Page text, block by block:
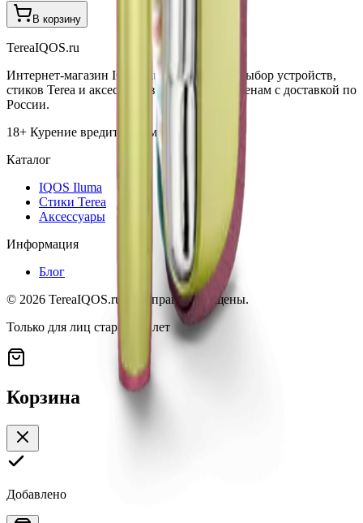
В корзину
TereaIQOS.ru
Интернет-магазин IQOS Iluma. Широкий выбор устройств,
стиков Terea и аксессуаров по выгодным ценам с доставкой по
России.
18+ Курение вредит вашему здоровью
Каталог
IQOS Iluma
Стики Terea
Аксессуары
Информация
Блог
© 2026 TereaIQOS.ru. Все права защищены.
Только для лиц старше 18 лет
Корзина
Добавлено